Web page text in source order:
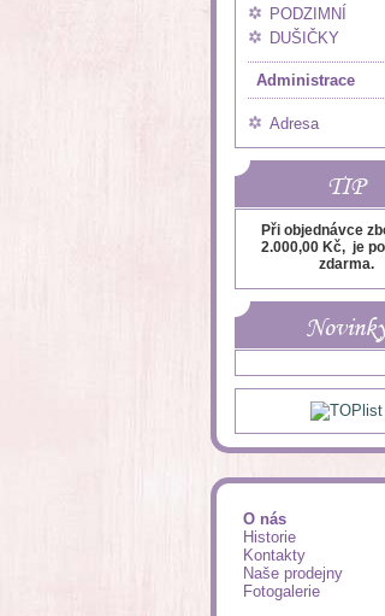
PODZIMNÍ
DUŠIČKY
Administrace
Adresa
TIP
Při objednávce
2.000,00 Kč, je
zdarma.
O nás
Historie
Kontakty
Naše prodejny
Fotogalerie